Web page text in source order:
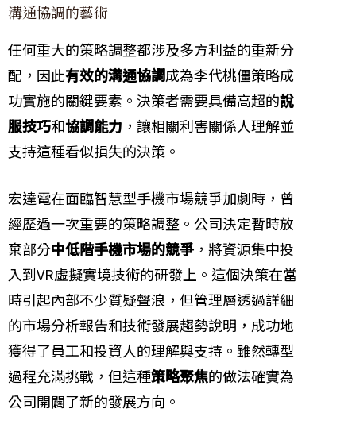
溝通協調的藝術
任何重大的策略調整都涉及多方利益的重新分
配，因此有效的溝通協調成為李代桃僵策略成
功實施的關鍵要素。決策者需要具備高超的說
服技巧和協調能力 ，讓相關利害關係人理解並
支持這種看似損失的決策。
宏達電在面臨智慧型手機市場競爭加劇時，曾
經歷過一次重要的策略調整。公司決定暫時放
棄部分中低階手機市場的競爭 ，將資源集中投
入到VR虛擬實境技術的研發上。這個決策在當
時引起內部不少質疑聲浪，但管理層透過詳細
的市場分析報告和技術發展趨勢說明，成功地
獲得了員工和投資人的理解與支持。雖然轉型
過程充滿挑戰，但這種策略聚焦的做法確實為
公司開闢了新的發展方向。